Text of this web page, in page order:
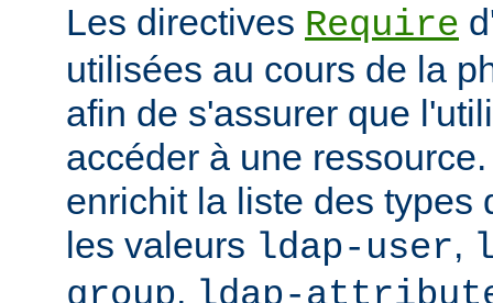
Les directives Require
utilisées au cours de la
afin de s'assurer que
accéder à une
enrichit la liste des types
les valeurs ldap-user,
,